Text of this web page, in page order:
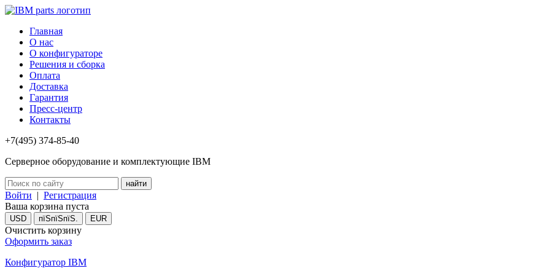
Главная
О нас
О конфигураторе
Решения и сборка
Оплата
Доставка
Гарантия
Пресс-центр
Контакты
+7(495) 374-85-40
Серверное оборудование и комплектующие IBM
Войти | Регистрация
Ваша корзина пуста
USD пїЅпїЅпїЅ. EUR
Очистить корзину
Оформить заказ
Конфигуратор IBM